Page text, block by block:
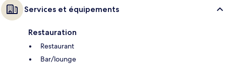
Services et équipements
Restauration
Restaurant
Bar/lounge